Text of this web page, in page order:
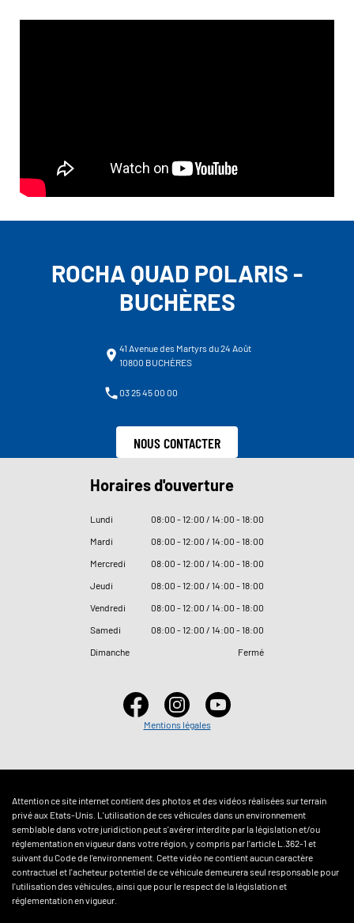
ROCHA QUAD POLARIS -
BUCHÈRES
41 Avenue des Martyrs du 24 Août
10800 BUCHÈRES
03 25 45 00 00
NOUS CONTACTER
Horaires d'ouverture
Lundi 08:00 - 12:00 / 14:00 - 18:00
Mardi
08:00 - 12:00 / 14:00 - 18:00
Mercredi
08:00 - 12:00 / 14:00 - 18:00
Jeudi
08:00 - 12:00 / 14:00 - 18:00
Vendredi
08:00 - 12:00 / 14:00 - 18:00
Samedi
08:00 - 12:00 / 14:00 - 18:00
Dimanche
Fermé
Mentions légales
Attention ce site internet contient des photos et des vidéos réalisées sur terrain
privé aux Etats-Unis. L'utilisation de ces véhicules dans un environnement
semblable dans votre juridiction peut s'avérer interdite par la législation et/ou
réglementation en vigueur dans votre région, y compris par l'article L.362-1 et
suivant du Code de l'environnement. Cette vidéo ne contient aucun caractère
contractuel et l'acheteur potentiel de ce véhicule demeurera seul responsable pour
l'utilisation des véhicules, ainsi que pour le respect de la législation et
réglementation en vigueur.